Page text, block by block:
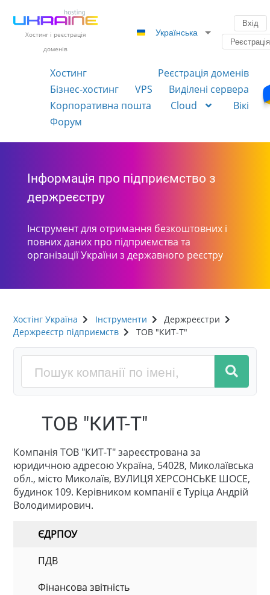
Хостинг і реєстрація
доменів
Українська
Вхід
Реєстрація
Хостинг
Реєстрація доменів
Бізнес-хостинг
VPS
Виділені сервера
Корпоративна пошта
Cloud
Вікі
Форум
Інформація про підприємство з
держреєстру
Інструмент для отримання безкоштовних і
повних даних про підприємства та
організації України з державного реєстру
Хостінг Україна Інструменти
Держреєстри
Держреєстр підприємств
ТОВ "КИТ-Т"
ТОВ "КИТ-Т"
Компанія ТОВ "КИТ-Т" зареєстрована за
юридичною адресою Україна, 54028, Миколаївська
обл., місто Миколаїв, ВУЛИЦЯ ХЕРСОНСЬКЕ ШОСЕ,
будинок 109. Керівником компанії є Туріца Андрій
Володимирович.
ЄДРПОУ
ПДВ
Фінансова звітність